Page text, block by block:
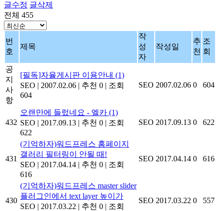
글수정 글삭제
전체 455
번
호
제목
작
성
자
작성일
추
천
조
회
공
지
사
항
[필독]자율게시판 이용안내 (1)
SEO | 2007.02.06 | 추천 0 | 조회
604
SEO 2007.02.06 0 604
432
오랜만에 들렀네요 - 엘카 (1)
SEO | 2017.09.13 | 추천 0 | 조회
622
SEO 2017.09.13 0 622
431
(기억하자)워드프레스 홈페이지
갤러리 필터링이 안될 때!
SEO | 2017.04.14 | 추천 0 | 조회
616
SEO 2017.04.14 0 616
430
(기억하자)워드프레스 master slider
플러그인에서 text layer 높이가
SEO | 2017.03.22 | 추천 0 | 조회
SEO 2017.03.22 0 557